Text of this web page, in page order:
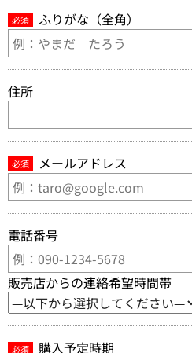
必須 ふりがな（全角）
住所
必須 メールアドレス
電話番号
販売店からの連絡希望時間帯
必須 購入予定時期